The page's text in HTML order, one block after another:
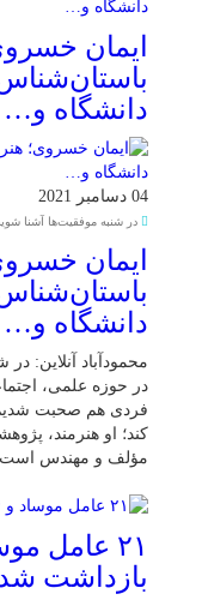
ایمان
دانشگاه و…
04 دسامبر 2021
در شنبه موفقیت‌ها آشنا
ایمان
دانشگاه و…
محمودآباد آنلاین:
در حوزه علمی،
فردی هم صحبت
کند؛ او هنرمند،
مؤلف و مهندس است
بازداشت